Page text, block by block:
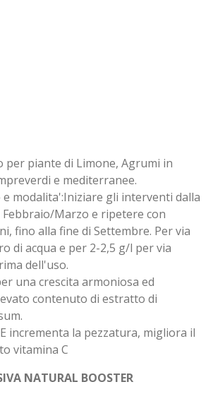
per piante di Limone, Agrumi in
e mediterranee.
modalita':Iniziare gli interventi dalla
Marzo e ripetere con
fino alla fine di Settembre. Per via
di acqua e per 2-2,5 g/l per via
dell'uso.
una crescita armoniosa ed
contenuto di estratto di
incrementa la pezzatura, migliora il
vitamina C
NATURAL BOOSTER